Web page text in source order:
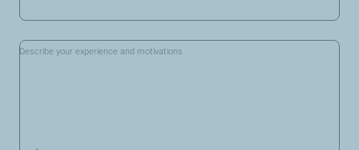
Describe your experience and motivations